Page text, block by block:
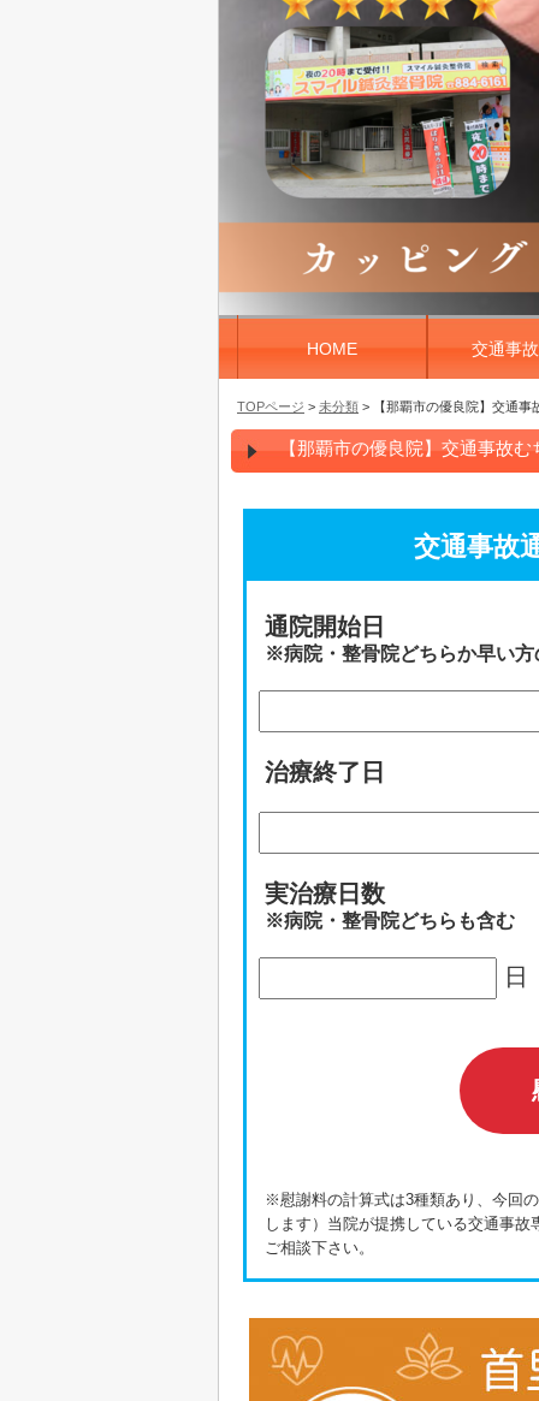
HOME 交通事
TOPページ > 未分類 > 【那覇市の優良院】交通事
【那覇市の優良院】交通事故む
交通事故
通院開始日
※病院・整骨院どちらか早い方
治療終了日
実治療日数
※病院・整骨院どちらも含む
日
※慰謝料の計算式は3種類あり、今回
します）当院が提携している交通事
ご相談下さい。